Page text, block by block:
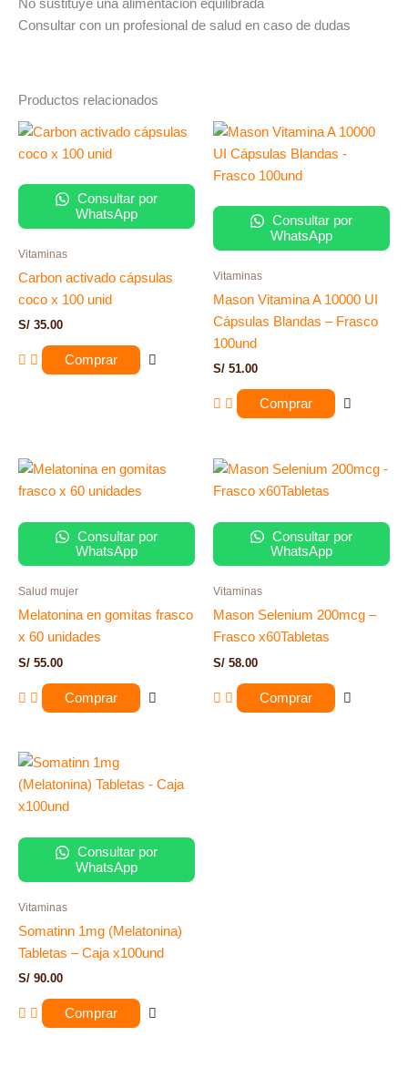
No sustituye una alimentación equilibrada
Consultar con un profesional de salud en caso de dudas
Productos relacionados
Consultar por
WhatsApp
Vitaminas
Carbon activado cápsulas
coco x 100 unid
S/ 35.00
Comprar
Consultar por
WhatsApp
Vitaminas
Mason Vitamina A 10000 UI
Cápsulas Blandas – Frasco
100und
S/ 51.00
Comprar
Consultar por
WhatsApp
Salud mujer
Melatonina en gomitas frasco
x 60 unidades
S/ 55.00
Comprar
Consultar por
WhatsApp
Vitaminas
Mason Selenium 200mcg –
Frasco x60Tabletas
S/ 58.00
Comprar
Consultar por
WhatsApp
Vitaminas
Somatinn 1mg (Melatonina)
Tabletas – Caja x100und
S/ 90.00
Comprar